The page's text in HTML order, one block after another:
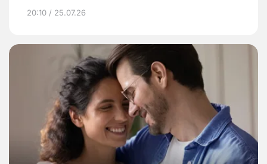
20:10 / 25.07.26